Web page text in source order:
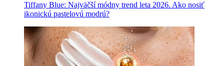
Tiffany Blue: Najväčší módny trend leta 2026. Ako nosiť
ikonickú pastelovú modrú?